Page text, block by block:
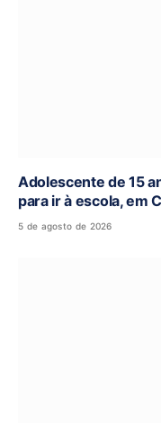
Adolescente de 15
para ir à escola, em
5 de agosto de 2026